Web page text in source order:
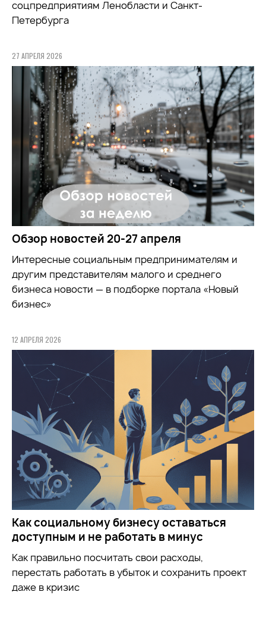
соцпредприятиям Ленобласти и Санкт-
Петербурга
27 АПРЕЛЯ 2026
Обзор новостей 20-27 апреля
Интересные социальным предпринимателям и
другим представителям малого и среднего
бизнеса новости — в подборке портала «Новый
бизнес»
12 АПРЕЛЯ 2026
Как социальному бизнесу оставаться
доступным и не работать в минус
Как правильно посчитать свои расходы,
перестать работать в убыток и сохранить проект
даже в кризис